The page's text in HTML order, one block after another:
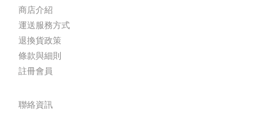
商店介紹
運送服務方式
退換貨政策
條款與細則
註冊會員
聯絡資訊